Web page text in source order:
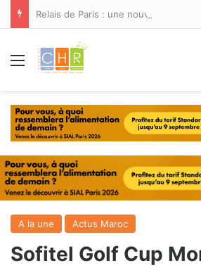
Menu
A la une Actus Maroc
Sofitel Golf Cup